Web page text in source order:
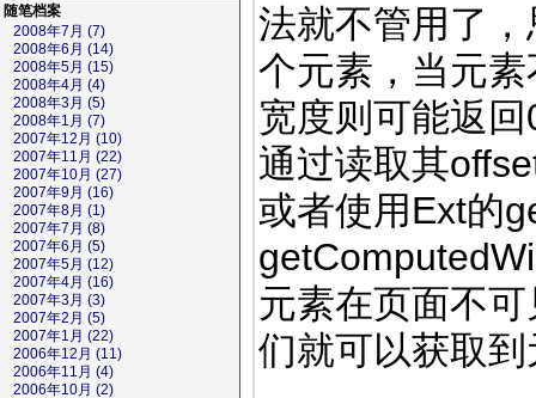
随笔档案
2008年7月 (7)
2008年6月 (14)
2008年5月 (15)
2008年4月 (4)
2008年3月 (5)
2008年1月 (7)
2007年12月 (10)
2007年11月 (22)
2007年10月 (27)
2007年9月 (16)
2007年8月 (1)
2007年7月 (8)
2007年6月 (5)
2007年5月 (12)
2007年4月 (16)
2007年3月 (3)
2007年2月 (5)
2007年1月 (22)
2006年12月 (11)
2006年11月 (4)
2006年10月 (2)
法就不管用了
个元素，当元
宽度则可能返
通过读取其
或者使用Ext的
元素在页面不
们就可以获取